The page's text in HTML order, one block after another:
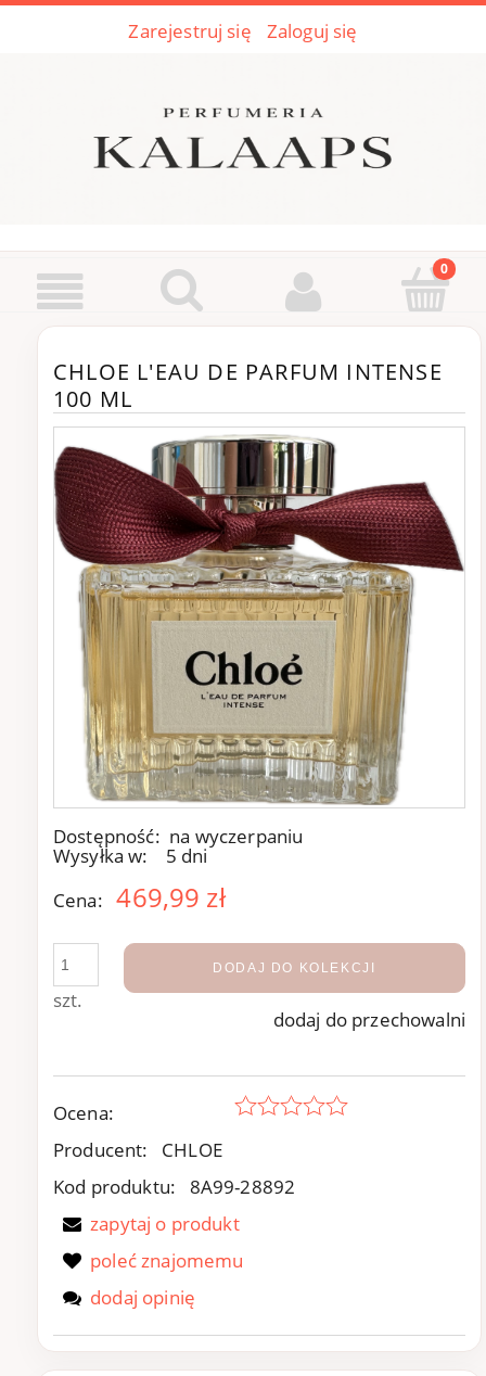
Zarejestruj się Zaloguj się
CHLOE L'EAU DE PARFUM INTENSE
100 ML
Dostępność: na wyczerpaniu
Wysyłka w:
5 dni
Cena: 469,99 zł
szt.
DODAJ DO KOLEKCJI
dodaj do przechowalni
Ocena:
Producent:
CHLOE
Kod produktu:
8A99-28892
zapytaj o produkt
poleć znajomemu
dodaj opinię